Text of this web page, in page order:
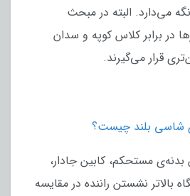
می‌دارد. البته در مبحث
در برابر کلاس کوپه و سدان
قرار می‌گیرند.
شاسی‌ بلند چیست؟
مستحکم، کابین جادار،
بالاتر نشستن راننده در مقایسه